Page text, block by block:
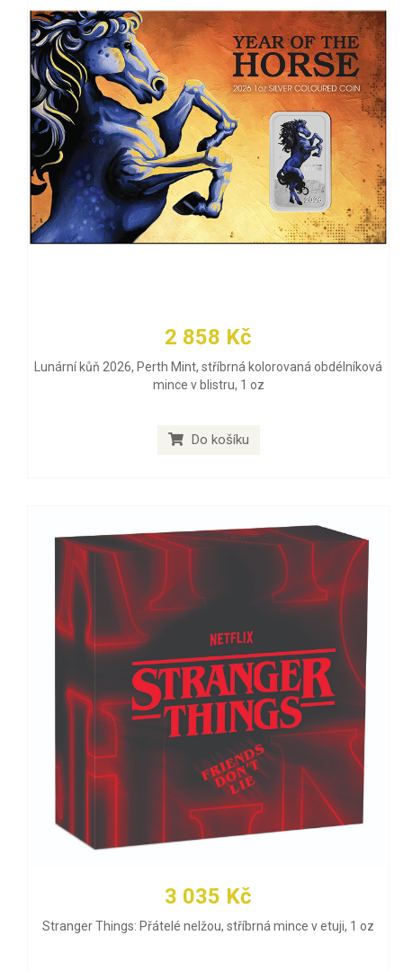
2 858 Kč
Lunární kůň 2026, Perth Mint, stříbrná kolorovaná obdélníková
mince v blistru, 1 oz
Do košíku
3 035 Kč
Stranger Things: Přátelé nelžou, stříbrná mince v etuji, 1 oz